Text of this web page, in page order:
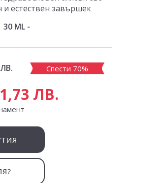
и естествен завършек
30 ML
Спести 70%
ЛВ.